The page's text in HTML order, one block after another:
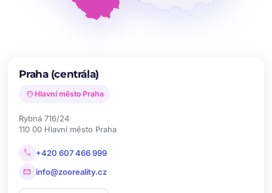
Praha (centrála)
location_on Hlavní město Praha
Rybná 716/24
110 00 Hlavní město Praha
call +420 607 466 999
mail info@zooreality.cz